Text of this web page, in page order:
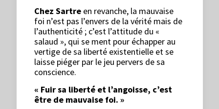
Chez Sartre en revanche, la mauvaise
foi n’est pas l’envers de la vérité mais de
l’authenticité ; c’est l’attitude du «
salaud », qui se ment pour échapper au
vertige de sa liberté existentielle et se
laisse piéger par le jeu pervers de sa
conscience.
« Fuir sa liberté et l’angoisse, c’est
être de mauvaise foi. »